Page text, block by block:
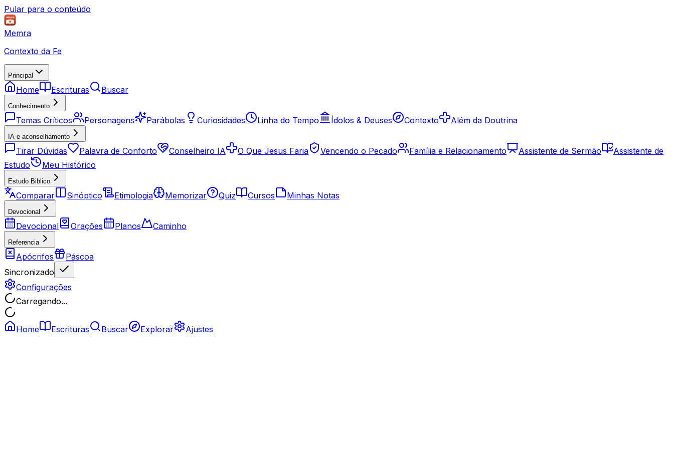
Pular para o conteúdo
Memra
Contexto da Fe
Principal
Home Escrituras Buscar
Conhecimento
Temas Críticos Personagens Parábolas Curiosidades Linha do Tempo Ídolos & Deuses Contexto Além da Doutrina
IA e aconselhamento
Tirar Dúvidas Palavra de Conforto Conselheiro IA O Que Jesus Faria Vencendo o Pecado Família e Relacionamento Assistente de Sermão
Assistente de
Estudo
Meu Histórico
Estudo Biblico
Comparar Sinóptico Etimologia Memorizar Quiz Cursos Minhas Notas
Devocional
Devocional Orações Planos Caminho
Referencia
Apócrifos
Páscoa
Sincronizado
Configurações
Carregando...
Home Escrituras Buscar Explorar Ajustes